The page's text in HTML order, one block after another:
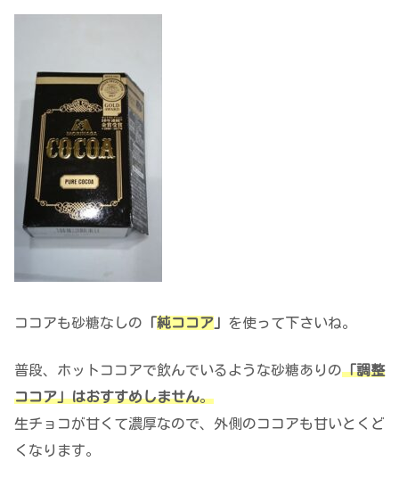
ココアも砂糖なしの 純ココア を使って下さいね。
普段、ホットココアで飲んでいるような砂糖ありの「調整
ココア」はおすすめしません。
生チョコが甘くて濃厚なので、外側のココアも甘いとくど
くなります。